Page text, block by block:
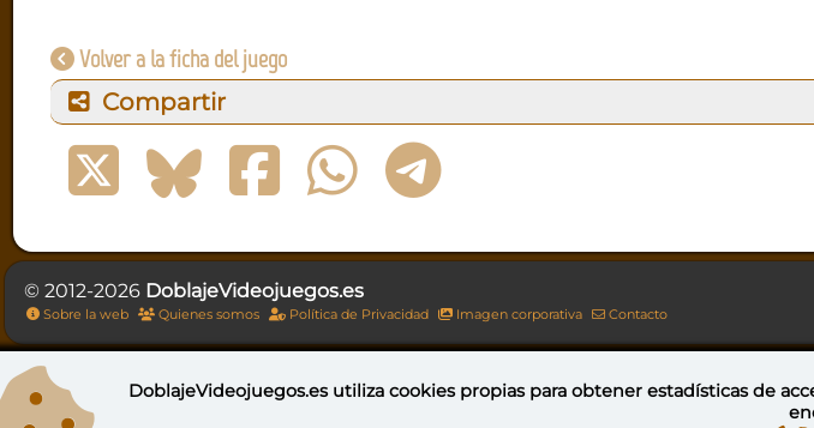
Volver a la ficha del juego
Compartir
© 2012-2026 DoblajeVideojuegos.es
Sobre la web Quienes somos Política de Privacidad Imagen corporativa Contacto
Esta obra está bajo una licencia de Creative Commons
DoblajeVideojuegos.es utilizacookies propiaspara obtener estadísticas de